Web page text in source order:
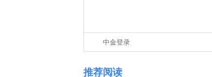
中金登录
推荐阅读